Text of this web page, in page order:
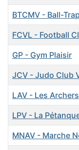
BTCMV - Ball-
FCVL - Football
GP - Gym Plaisir
JCV - Judo Club
LAV - Les
LPV - La
MNAV - Marche